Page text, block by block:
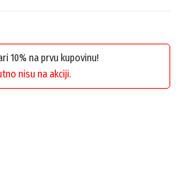
10% na prvu kupovinu!
nisu na akciji.